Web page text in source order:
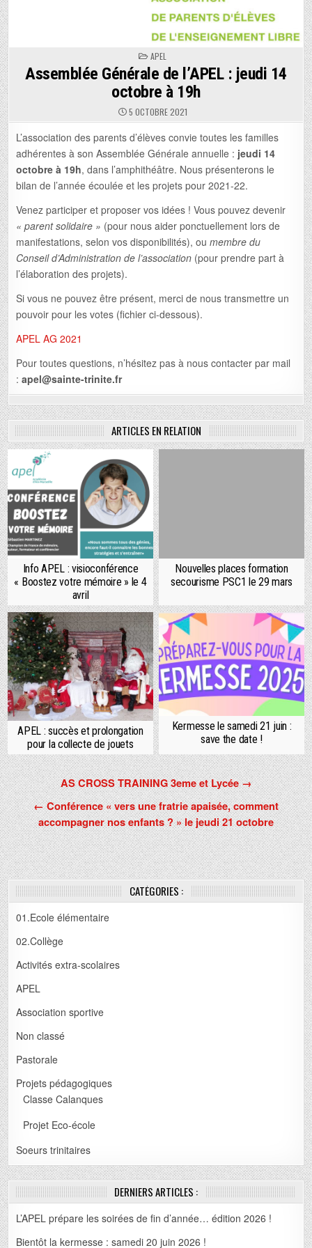
POSTED
IN
APEL
Assemblée Générale de l’APEL : jeudi 14
octobre à 19h
5 OCTOBRE 2021
L’association des parents d’élèves convie toutes les familles
adhérentes à son Assemblée Générale annuelle : jeudi 14
octobre à 19h, dans l’amphithéâtre. Nous présenterons le
bilan de l’année écoulée et les projets pour 2021-22.
Venez participer et proposer vos idées ! Vous pouvez devenir
« parent solidaire » (pour nous aider ponctuellement lors de
manifestations, selon vos disponibilités), oumembre du
Conseil d’Administration de l’association (pour prendre part à
l’élaboration des projets).
Si vous ne pouvez être présent, merci de nous transmettre un
pouvoir pour les votes (fichier ci-dessous).
APEL AG 2021
Pour toutes questions, n’hésitez pas à nous contacter par mail
:apel@sainte-trinite.fr
ARTICLES EN RELATION
Info APEL : visioconférence
« Boostez votre mémoire » le 4
avril
Nouvelles places formation
secourisme PSC1 le 29 mars
APEL : succès et prolongation
pour la collecte de jouets
Kermesse le samedi 21 juin :
save the date !
Navigation
de
l’article
AS CROSS TRAINING 3eme et Lycée →
← Conférence « vers une fratrie apaisée, comment
accompagner nos enfants ? » le jeudi 21 octobre
CATÉGORIES :
01.Ecole élémentaire
02.Collège
Activités extra-scolaires
APEL
Association sportive
Non classé
Pastorale
Projets pédagogiques
Classe Calanques
Projet Eco-école
Soeurs trinitaires
DERNIERS ARTICLES :
L’APEL prépare les soirées de fin d’année… édition 2026 !
Bientôt la kermesse : samedi 20 juin 2026 !